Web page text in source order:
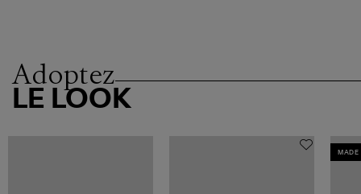
Adoptez
LE LOOK
MADE